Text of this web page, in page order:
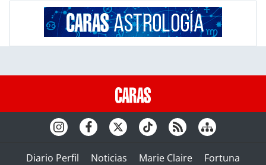
Diario Perfil Noticias Marie Claire
Fortuna